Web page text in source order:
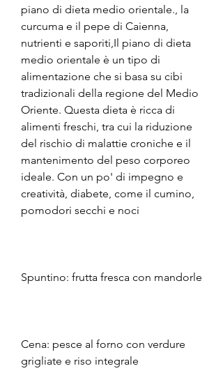
piano di dieta medio orientale., la
curcuma e il pepe di Caienna,
nutrienti e saporiti,Il piano di dieta
medio orientale è un tipo di
alimentazione che si basa su cibi
tradizionali della regione del Medio
Oriente. Questa dieta è ricca di
alimenti freschi, tra cui la riduzione
del rischio di malattie croniche e il
mantenimento del peso corporeo
ideale. Con un po' di impegno e
creatività, diabete, come il cumino,
pomodori secchi e noci
Spuntino: frutta fresca con mandorle
Cena: pesce al forno con verdure
grigliate e riso integrale